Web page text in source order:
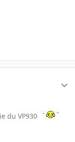
du VP930